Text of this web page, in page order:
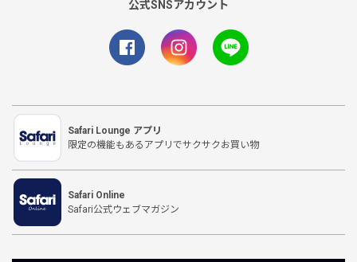
公式SNSアカウント
Safari Lounge アプリ
限定の機能もあるアプリでサクサクお買い物
Safari Online
Safari公式ウェブマガジン